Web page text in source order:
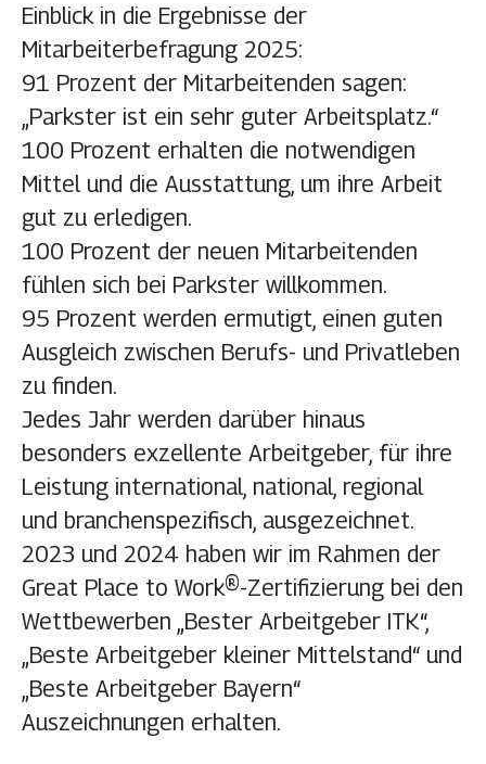
Einblick in die Ergebnisse der
Mitarbeiterbefragung 2025:
91 Prozent der Mitarbeitenden sagen:
„Parkster ist ein sehr guter Arbeitsplatz.“
100 Prozent erhalten die notwendigen
Mittel und die Ausstattung, um ihre Arbeit
gut zu erledigen.
100 Prozent der neuen Mitarbeitenden
fühlen sich bei Parkster willkommen.
95 Prozent werden ermutigt, einen guten
Ausgleich zwischen Berufs- und Privatleben
zu finden.
Jedes Jahr werden darüber hinaus
besonders exzellente Arbeitgeber, für ihre
Leistung international, national, regional
und branchenspezifisch, ausgezeichnet.
2023 und 2024 haben wir im Rahmen der
Great Place to Work®-Zertifizierung bei den
Wettbewerben „Bester Arbeitgeber ITK“,
„Beste Arbeitgeber kleiner Mittelstand“ und
„Beste Arbeitgeber Bayern“
Auszeichnungen erhalten.